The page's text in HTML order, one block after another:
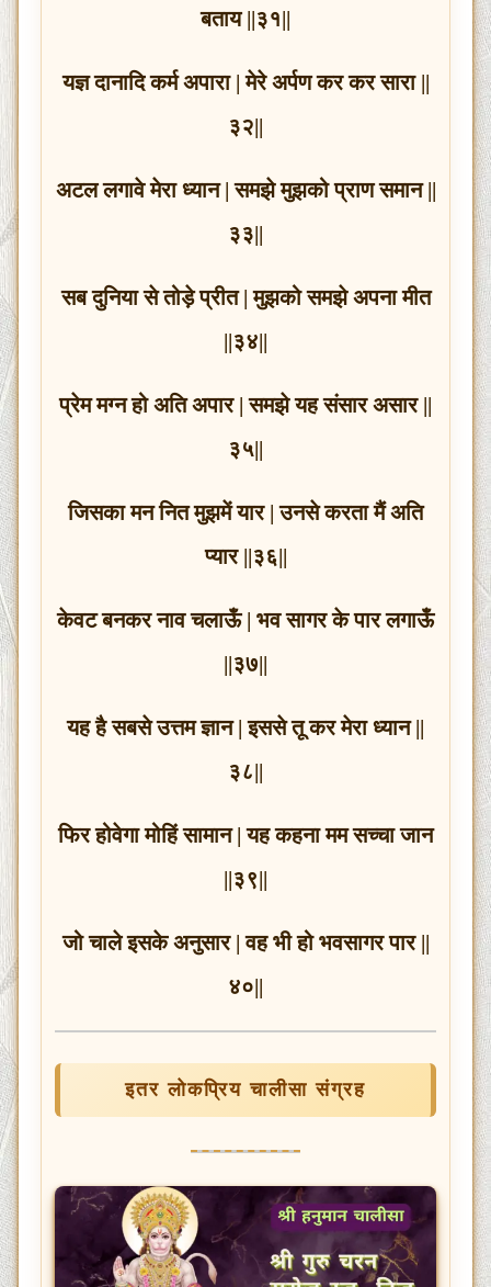
बताय ||३१||
यज्ञ दानादि कर्म अपारा | मेरे अर्पण कर कर सारा ||
३२||
अटल लगावे मेरा ध्यान | समझे मुझको प्राण समान ||
३३||
सब दुनिया से तोड़े प्रीत | मुझको समझे अपना मीत
||३४||
प्रेम मग्न हो अति अपार | समझे यह संसार असार ||
३५||
जिसका मन नित मुझमें यार | उनसे करता मैं अति
प्यार ||३६||
केवट बनकर नाव चलाऊँ | भव सागर के पार लगाऊँ
||३७||
यह है सबसे उत्तम ज्ञान | इससे तू कर मेरा ध्यान ||
३८||
फिर होवेगा मोहिं सामान | यह कहना मम सच्चा जान
||३९||
जो चाले इसके अनुसार | वह भी हो भवसागर पार ||
४०||
इतर लोकप्रिय चालीसा संग्रह